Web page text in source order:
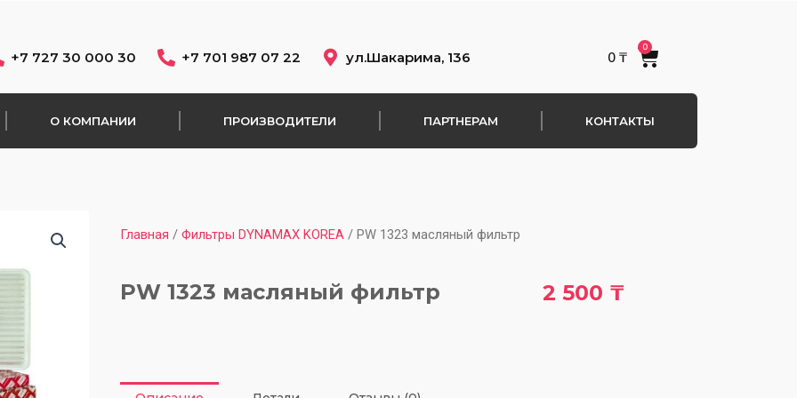
+7 727 30 000 30 +7 701 987 07 22 ул.Шакарима, 136 0 ₸
0 Cart
О КОМПАНИИ ПРОИЗВОДИТЕЛИ ПАРТНЕРАМ КОНТАКТЫ
Главная / Фильтры DYNAMAX KOREA / PW 1323 масляный фильтр
PW 1323 масляный фильтр 2 500 ₸